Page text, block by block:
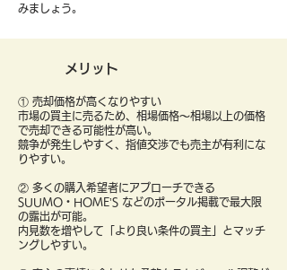
みましょう。
メリット
① 売却価格が高くなりやすい
市場の買主に売るため、相場価格〜相場以上の価格
で売却できる可能性が高い。
競争が発生しやすく、指値交渉でも売主が有利にな
りやすい。
② 多くの購入希望者にアプローチできる
SUUMO・HOME’S などのポータル掲載で最大限
の露出が可能。
内見数を増やして「より良い条件の買主」とマッチ
ングしやすい。